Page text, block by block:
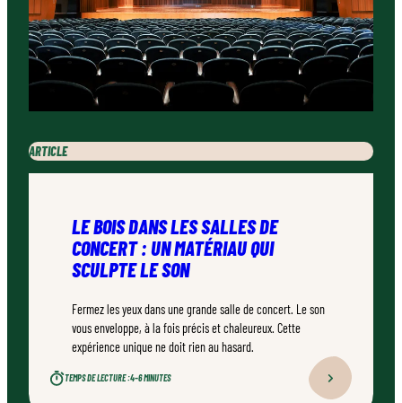
ARTICLE
LE BOIS DANS LES SALLES DE
CONCERT : UN MATÉRIAU QUI
SCULPTE LE SON
Fermez les yeux dans une grande salle de concert. Le son
vous enveloppe, à la fois précis et chaleureux. Cette
expérience unique ne doit rien au hasard.
TEMPS DE LECTURE :4–6 MINUTES